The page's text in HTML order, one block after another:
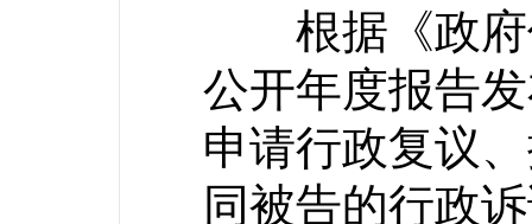
根据《政府
公开年度报告
申请行政复议
同被告的行政